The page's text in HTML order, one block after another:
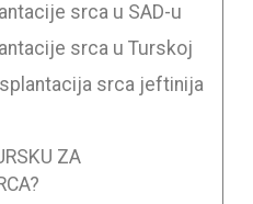
srca u SAD-u
srca u Turskoj
srca jeftinija
ZA